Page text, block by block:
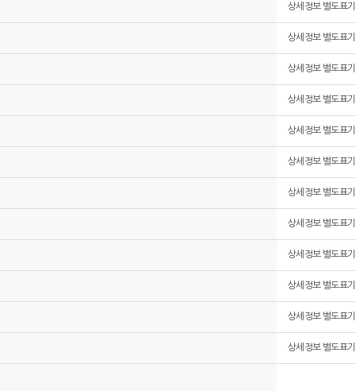
상세정보 별도표기
상세정보 별도표기
상세정보 별도표기
상세정보 별도표기
상세정보 별도표기
상세정보 별도표기
상세정보 별도표기
상세정보 별도표기
상세정보 별도표기
상세정보 별도표기
상세정보 별도표기
상세정보 별도표기